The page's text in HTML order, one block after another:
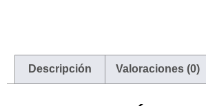
Descripción Valoraciones (0)